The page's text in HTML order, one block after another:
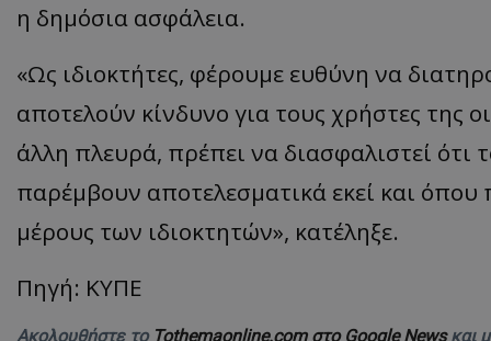
η δημόσια ασφάλεια.
«Ως ιδιοκτήτες, φέρουμε ευθύνη να
αποτελούν κίνδυνο για τους χρήστες της
άλλη πλευρά, πρέπει να διασφαλιστεί ότι
παρέμβουν αποτελεσματικά εκεί και όπου
μέρους των ιδιοκτητών», κατέληξε.
Πηγή: ΚΥΠΕ
Ακολουθήστε το Tothemaonline.com στο Google Newsκαι
msToken